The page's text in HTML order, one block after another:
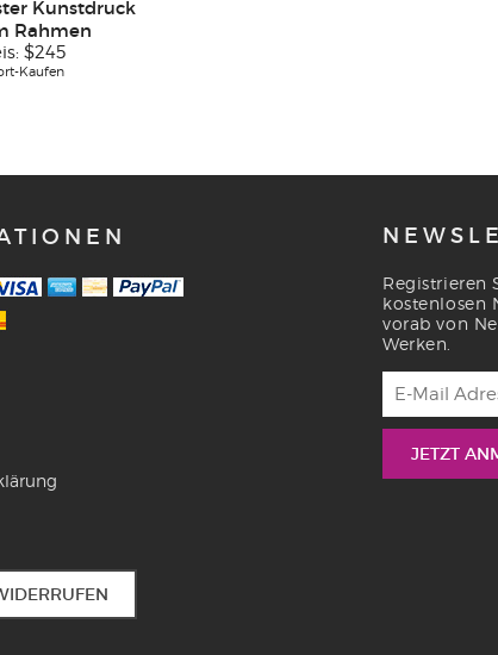
Kunstdruck
Rahmen
$245
Kaufen
Registrieren
kostenlosen
vorab von
Werken.